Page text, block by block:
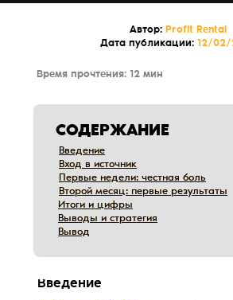
Дата публикации:12/02/
Автор: Profit Rental
Время прочтения: 12 мин
СОДЕРЖАНИЕ
Второй месяц: первые результаты
Второй месяц: первые результаты
Первые недели: честная боль
Первые недели: честная боль
Введение
Введение
Вывод
Вывод
Итоги и цифры
Итоги и цифры
Выводы и стратегия
Выводы и стратегия
Вход в источник
Вход в источник
Введение